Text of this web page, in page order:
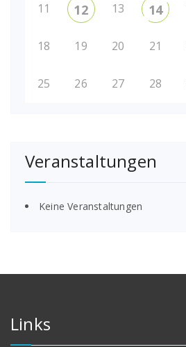
11 12 13 14
18 19 20 21
25 26 27 28
Veranstaltungen
Keine Veranstaltungen
Links